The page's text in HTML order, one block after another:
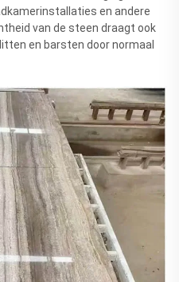
en andere
van de steen draagt ook
en barsten door normaal